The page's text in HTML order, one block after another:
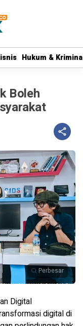
Hukum &
Hukum &
Boleh
Perbesar
Digital
digital di